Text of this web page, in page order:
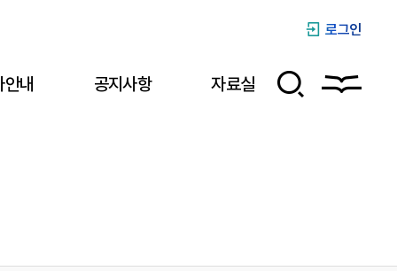
로그인
내 공지사항 자료실